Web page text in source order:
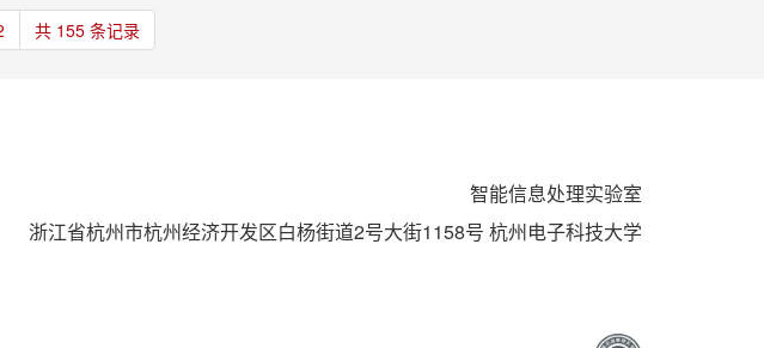
共 155 条记录
智能信息处理实验室
浙江省杭州市杭州经济开发区白杨街道2号大街1158号 杭州电子科技大学